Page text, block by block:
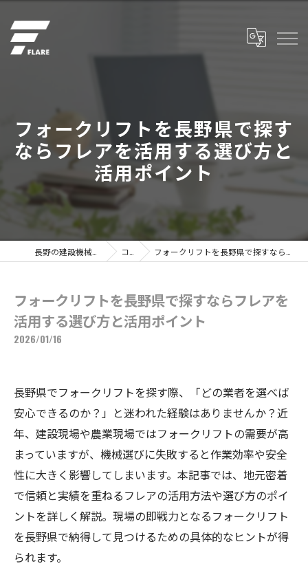
フォークリフトを長野県で探す
ならフレアを活用する選び方と
活用ポイント
コラム フォークリフトを長野県で探すならフレアを活用する選び方と活用ポイント
フォークリフトを長野県で探すならフレアを
活用する選び方と活用ポイント
2026/01/16
長野県でフォークリフトを探す際、「どの業者を選べば
安心できるのか？」と迷われた経験はありませんか？近
年、建設現場や農業現場ではフォークリフトの需要が高
まっていますが、機械選びに失敗すると作業効率や安全
性に大きく影響してしまいます。本記事では、地元密着
で信頼と実績を重ねるフレアの活用方法や選び方のポイ
ントを詳しく解説。現場の即戦力となるフォークリフト
を長野県で納得して見つけるための具体的なヒントが得
られます。